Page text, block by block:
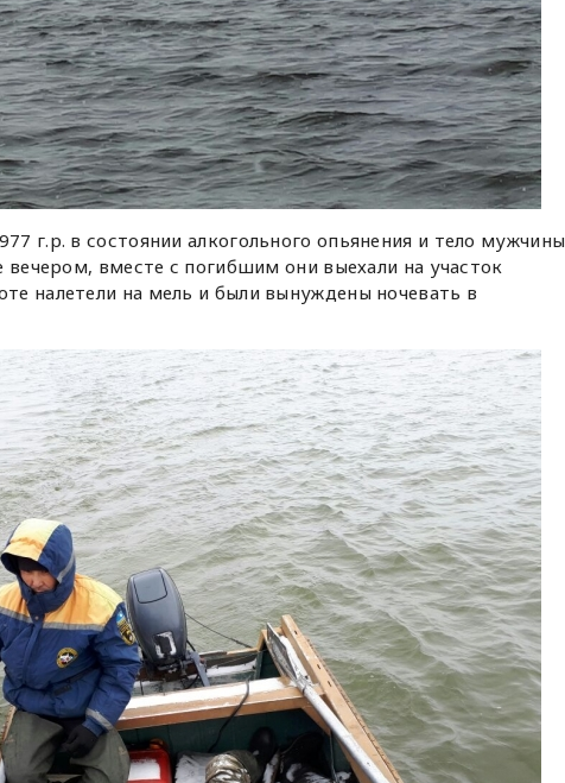
г.р. в состоянии алкогольного опьянения и тело мужчины
вечером, вместе с погибшим они выехали на участок
налетели на мель и были вынуждены ночевать в